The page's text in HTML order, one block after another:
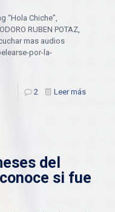
“Hola Chiche”,
RUBEN POTAZ,
mas audios
por-la-
2 Leer más
del
si fue